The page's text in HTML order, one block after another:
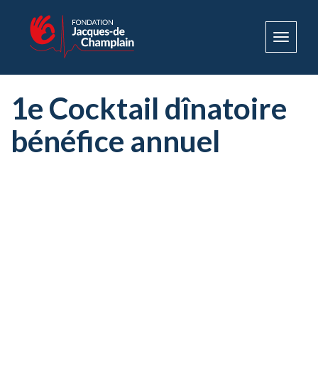
Toggle
1e Cocktail dînatoire
bénéfice annuel